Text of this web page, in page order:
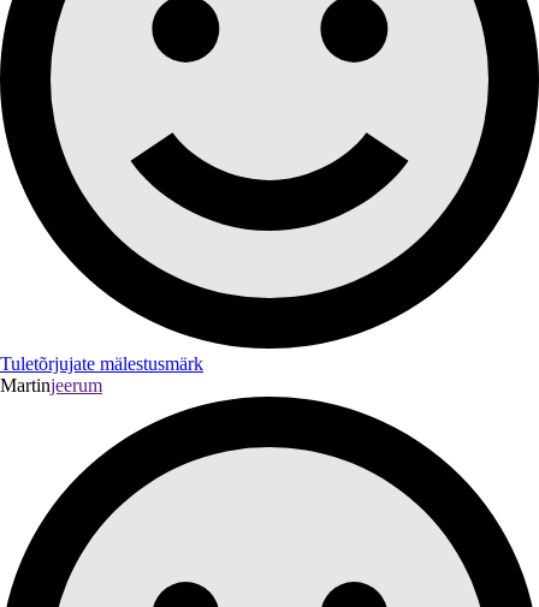
Tuletõrjujate mälestusmärk
Martinjeerum